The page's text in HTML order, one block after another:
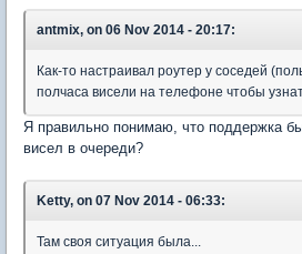
antmix, on 06 Nov 2014 - 20:17:
Как-то настраивал роутер у соседей
полчаса висели на телефоне чтобы
Я правильно понимаю, что поддержка
висел в очереди?
Ketty, on 07 Nov 2014 - 06:33:
Там своя ситуация была...